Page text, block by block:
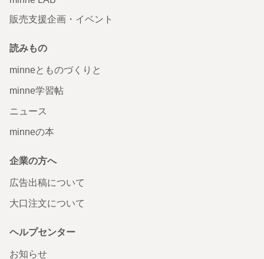
販売支援企画・イベント
読みもの
minneとものづくりと
minne学習帖
ニュース
minneの本
企業の方へ
広告出稿について
大口注文について
ヘルプセンター
お知らせ